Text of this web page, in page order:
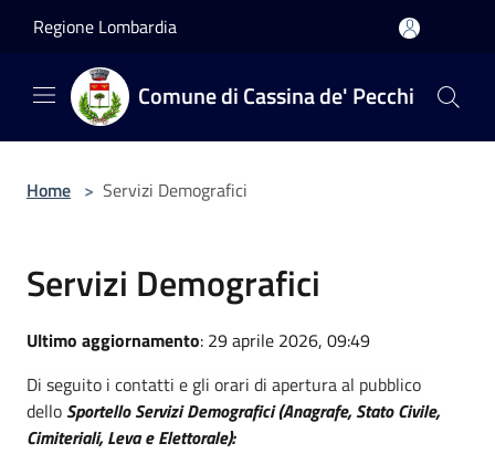
Regione Lombardia
Comune di Cassina de' Pecchi
Home > Servizi Demografici
Servizi Demografici
Ultimo aggiornamento: 29 aprile 2026, 09:49
Di seguito i contatti e gli orari di apertura al pubblico
dello Sportello Servizi Demografici (Anagrafe, Stato Civile,
Cimiteriali, Leva e Elettorale):